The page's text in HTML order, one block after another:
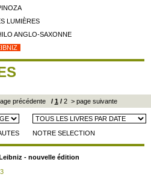
LUMIÈRES
ANGLO-SAXONNE
précédente/ 1 /2 > page suivante
NOTRE SELECTION
- nouvelle édition